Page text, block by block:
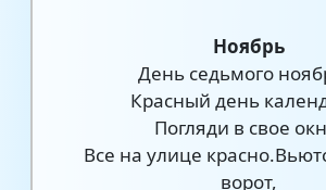
Ноябрь
День седьмого
Красный день
Погляди в свое
Все на улице
ворот,